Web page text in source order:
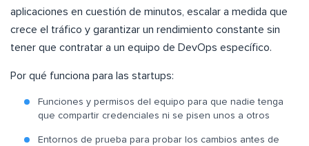
aplicaciones en cuestión de minutos, escalar a medida que
crece el tráfico y garantizar un rendimiento constante sin
tener que contratar a un equipo de DevOps específico.
Por qué funciona para las startups:
Funciones y permisos del equipo para que nadie tenga
que compartir credenciales ni se pisen unos a otros
Entornos de prueba para probar los cambios antes de